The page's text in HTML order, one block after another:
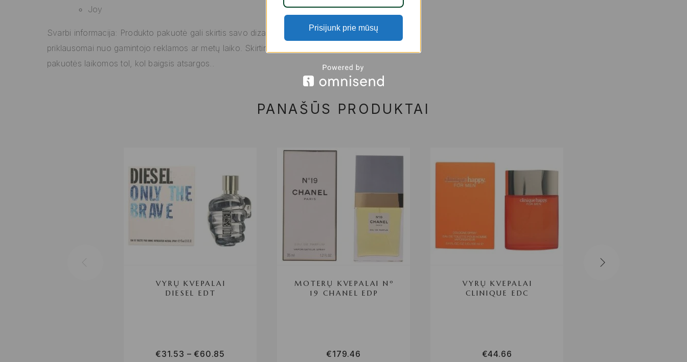
Joy
Svarbi informacija: Produkto pakuotė gali skirtis savo dizainu,
priklausomai nuo gamintojo reklamos ar metų laiko. Skirtingos
pakuotės laikomos tol, kol baigsis atsargos..
PANAŠŪS PRODUKTAI
VYRŲ KVEPALAI
DIESEL EDT
€31.53 – €60.85
MOTERŲ KVEPALAI Nº
19 CHANEL EDP
€179.46
VYRŲ KVEPALAI
CLINIQUE EDC
€44.66
Prisijunk prie mūsų